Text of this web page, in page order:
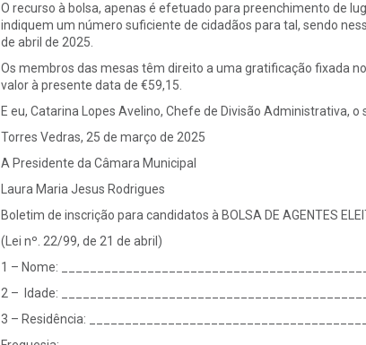
O recurso à bolsa, apenas é efetuado para preenchimento de
indiquem um número suficiente de cidadãos para tal, sendo
de abril de 2025.
Os membros das mesas têm direito a uma gratificação fixada
valor à presente data de €59,15.
E eu, Catarina Lopes Avelino, Chefe de Divisão Administrativa, o
Torres Vedras, 25 de março de 2025
A Presidente da Câmara Municipal
Laura Maria Jesus Rodrigues
Boletim de inscrição para candidatos à BOLSA DE AGENTES
(Lei nº. 22/99, de 21 de abril)
1 – Nome:
2 – Idade:
3 – Residência: